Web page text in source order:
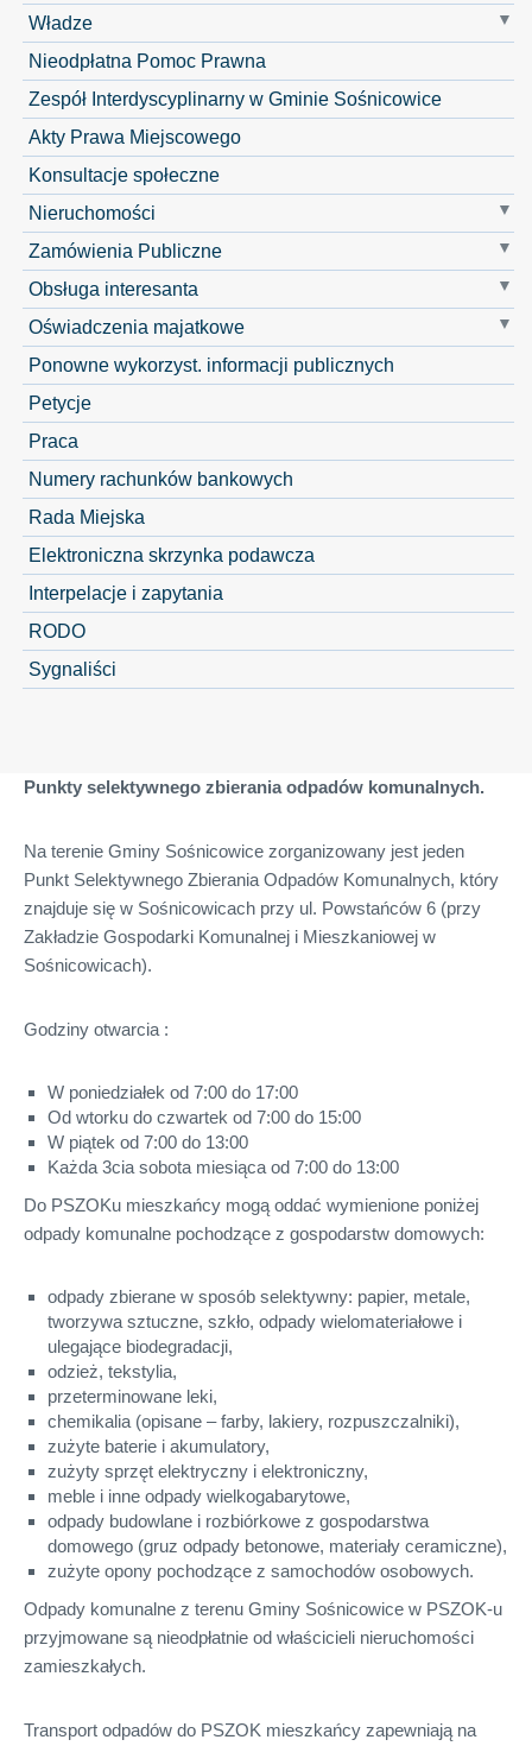
Władze
Nieodpłatna Pomoc Prawna
Zespół Interdyscyplinarny w Gminie Sośnicowice
Akty Prawa Miejscowego
Konsultacje społeczne
Nieruchomości
Zamówienia Publiczne
Obsługa interesanta
Oświadczenia majatkowe
Ponowne wykorzyst. informacji publicznych
Petycje
Praca
Numery rachunków bankowych
Rada Miejska
Elektroniczna skrzynka podawcza
Interpelacje i zapytania
RODO
Sygnaliści
Punkty selektywnego zbierania odpadów komunalnych.
Na terenie Gminy Sośnicowice zorganizowany jest jeden
Punkt Selektywnego Zbierania Odpadów Komunalnych, który
znajduje się w Sośnicowicach przy ul. Powstańców 6 (przy
Zakładzie Gospodarki Komunalnej i Mieszkaniowej w
Sośnicowicach).
Godziny otwarcia :
W poniedziałek od 7:00 do 17:00
Od wtorku do czwartek od 7:00 do 15:00
W piątek od 7:00 do 13:00
Każda 3cia sobota miesiąca od 7:00 do 13:00
Do PSZOKu mieszkańcy mogą oddać wymienione poniżej
odpady komunalne pochodzące z gospodarstw domowych:
odpady zbierane w sposób selektywny: papier, metale,
tworzywa sztuczne, szkło, odpady wielomateriałowe i
ulegające biodegradacji,
odzież, tekstylia,
przeterminowane leki,
chemikalia (opisane – farby, lakiery, rozpuszczalniki),
zużyte baterie i akumulatory,
zużyty sprzęt elektryczny i elektroniczny,
meble i inne odpady wielkogabarytowe,
odpady budowlane i rozbiórkowe z gospodarstwa
domowego (gruz odpady betonowe, materiały ceramiczne),
zużyte opony pochodzące z samochodów osobowych.
Odpady komunalne z terenu Gminy Sośnicowice w PSZOK-u
przyjmowane są nieodpłatnie od właścicieli nieruchomości
zamieszkałych.
Transport odpadów do PSZOK mieszkańcy zapewniają na